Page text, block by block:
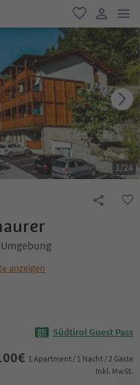
favorit
user link
1/24
anzeigen
Südtirol Guest Pass
€ 1 Apartment / 1 Nacht / 2 Gäste
Inkl. MwSt.